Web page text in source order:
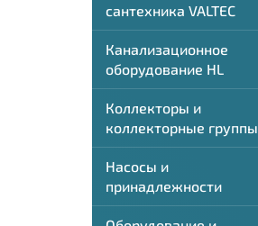
сантехника VALTEC
Канализационное
оборудование HL
Коллекторы и
коллекторные группы
Насосы и
принадлежности